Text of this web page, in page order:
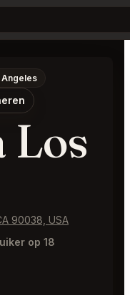
Angeles
Los
90038, USA
op 18